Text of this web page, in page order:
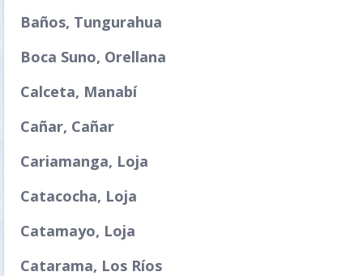
Baños, Tungurahua
Boca Suno, Orellana
Calceta, Manabí
Cañar, Cañar
Cariamanga, Loja
Catacocha, Loja
Catamayo, Loja
Catarama, Los Ríos